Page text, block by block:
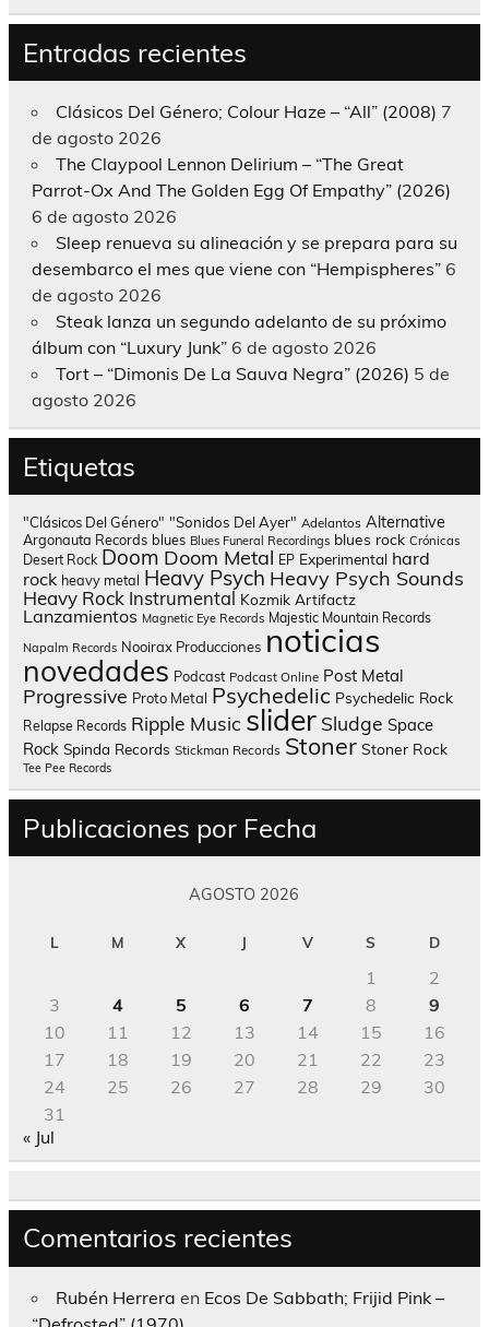
Entradas recientes
Clásicos Del Género; Colour Haze – “All” (2008) 7
de agosto 2026
The Claypool Lennon Delirium – “The Great
Parrot-Ox And The Golden Egg Of Empathy” (2026)
6 de agosto 2026
Sleep renueva su alineación y se prepara para su
desembarco el mes que viene con “Hempispheres” 6
de agosto 2026
Steak lanza un segundo adelanto de su próximo
álbum con “Luxury Junk” 6 de agosto 2026
Tort – “Dimonis De La Sauva Negra” (2026) 5 de
agosto 2026
Etiquetas
"Clásicos Del Género" "Sonidos Del Ayer" Adelantos Alternative
Argonauta Records blues Blues Funeral Recordings blues rock Crónicas
Desert Rock Doom Doom Metal EP Experimental hard
rock heavy metal Heavy Psych Heavy Psych Sounds
Heavy Rock Instrumental Kozmik Artifactz
Lanzamientos Magnetic Eye Records Majestic Mountain Records
Napalm Records Nooirax Producciones noticias
novedades Podcast Podcast Online Post Metal
Progressive Proto Metal Psychedelic Psychedelic Rock
Relapse Records Ripple Music slider Sludge Space
Rock Spinda Records Stickman Records Stoner Stoner Rock
Tee Pee Records
Publicaciones por Fecha
AGOSTO 2026
L M X J V S D
1
2
3
4 5 6 7 8
9
10
11 12 13 14 15
16
17
18 19 20 21 22
23
24
25 26 27 28 29
30
31
« Jul
Comentarios recientes
Rubén Herrera en Ecos De Sabbath; Frijid Pink –